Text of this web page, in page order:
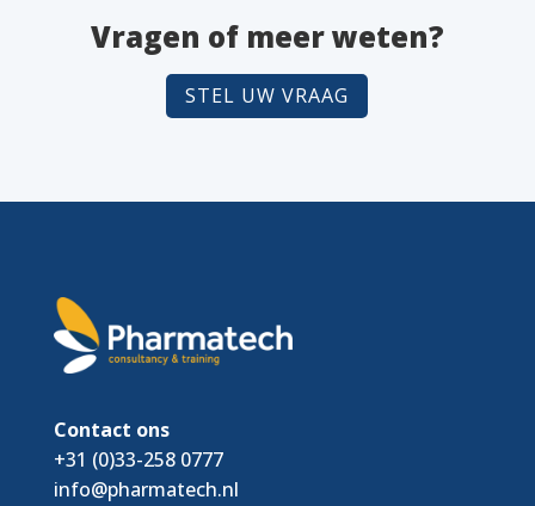
Vragen of meer weten?
STEL UW VRAAG
Contact ons
+31 (0)33-258 0777
info@pharmatech.nl